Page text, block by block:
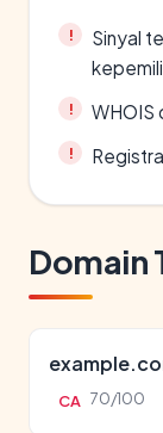
Sinyal
WHOIS
Domain
CA 70/100